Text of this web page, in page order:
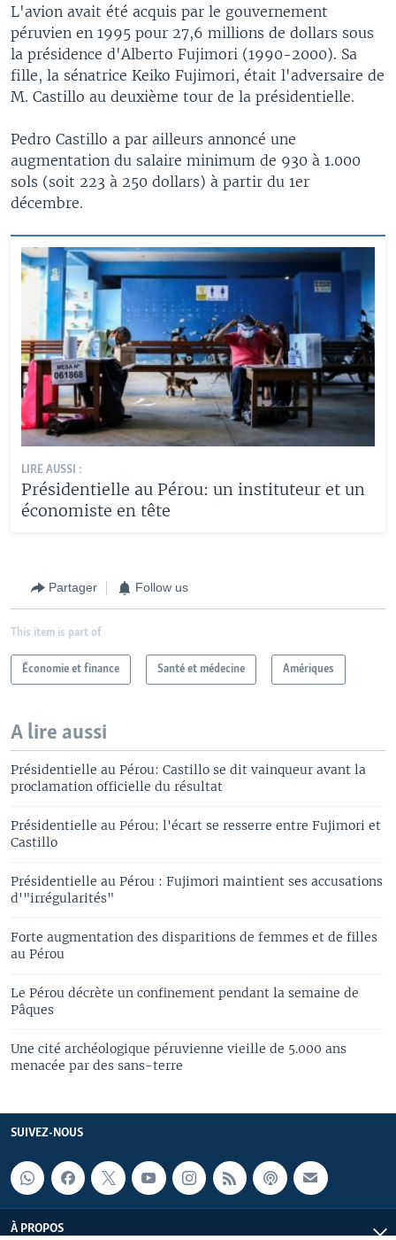
L'avion avait été acquis par le gouvernement
péruvien en 1995 pour 27,6 millions de dollars sous
la présidence d'Alberto Fujimori (1990-2000). Sa
fille, la sénatrice Keiko Fujimori, était l'adversaire de
M. Castillo au deuxième tour de la présidentielle.
Pedro Castillo a par ailleurs annoncé une
augmentation du salaire minimum de 930 à 1.000
sols (soit 223 à 250 dollars) à partir du 1er
décembre.
LIRE AUSSI :
Présidentielle au Pérou: un instituteur et un
économiste en tête
Partager Follow us
This item is part of
Économie et finance Santé et médecine Amériques
A lire aussi
Présidentielle au Pérou: Castillo se dit vainqueur avant la
proclamation officielle du résultat
Présidentielle au Pérou: l'écart se resserre entre Fujimori et
Castillo
Présidentielle au Pérou : Fujimori maintient ses accusations
d'"irrégularités"
Forte augmentation des disparitions de femmes et de filles
au Pérou
Le Pérou décrète un confinement pendant la semaine de
Pâques
Une cité archéologique péruvienne vieille de 5.000 ans
menacée par des sans-terre
SUIVEZ-NOUS
À PROPOS